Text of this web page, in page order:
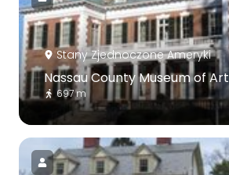
Stany Zjednoczone Ameryki
Nassau County Museum of Art
697 m